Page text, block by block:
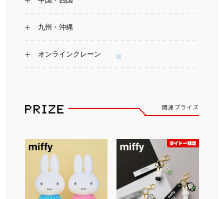
九州・沖縄
オンラインクレーン
関連プライズ